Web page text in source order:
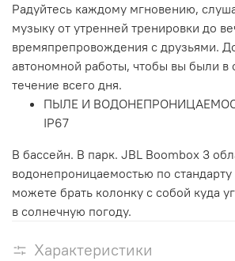
Радуйтесь каждому мгновению,
музыку от утренней тренировки до
времяпрепровождения с друзьями.
автономной работы, чтобы вы были в
течение всего дня.
ПЫЛЕ И
IP67
В бассейн. В парк. JBL Boombox 3
водонепроницаемостью по
можете брать колонку с собой куда
в солнечную погоду.
Характеристики